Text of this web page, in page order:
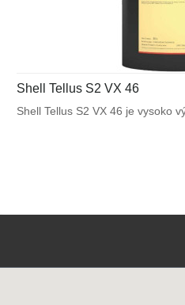
Shell Tellus S2 VX 46
Shell Tellus S2 VX 46 je vysoko